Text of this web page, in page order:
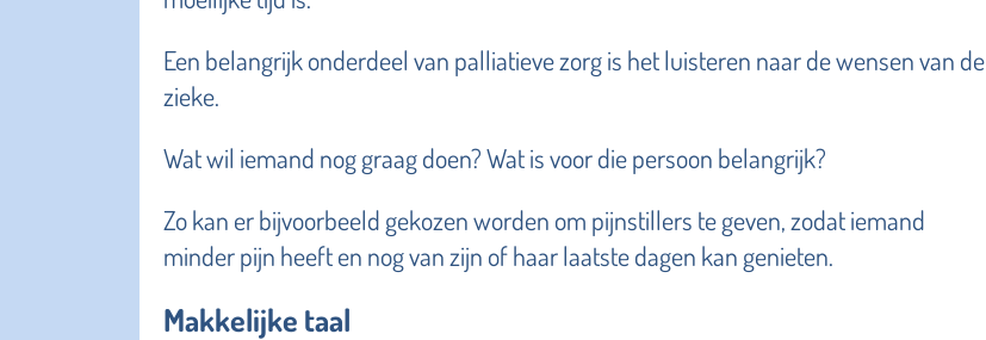
Een belangrijk onderdeel van palliatieve zorg is het luisteren naar de wensen van de
zieke.
Wat wil iemand nog graag doen? Wat is voor die persoon belangrijk?
Zo kan er bijvoorbeeld gekozen worden om pijnstillers te geven, zodat iemand
minder pijn heeft en nog van zijn of haar laatste dagen kan genieten.
Makkelijke taal